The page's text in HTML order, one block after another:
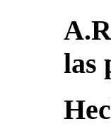
las